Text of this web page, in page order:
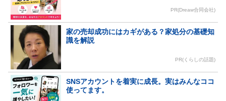
PR(Dreaw合同会社)
家の売却成功にはカギがある？家処分の基礎知
識を解説
PR(くらしの話題)
SNSアカウントを着実に成長。実はみんなココ
使ってます。